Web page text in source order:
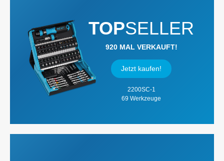
TOPSELLER
920 MAL VERKAUFT!
Jetzt kaufen!
2200SC-1
69 Werkzeuge